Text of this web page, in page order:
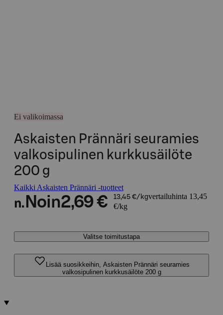
Ei valikoimassa
Askaisten Prännäri seuramies
valkosipulinen kurkkusäilöte
200 g
Kaikki Askaisten Prännäri -tuotteet
n. Noin2,69 € 13,45 €/kgvertailuhinta 13,45
€/kg
Valitse toimitustapa
Lisää suosikkeihin, Askaisten Prännäri seuramies
valkosipulinen kurkkusäilöte 200 g